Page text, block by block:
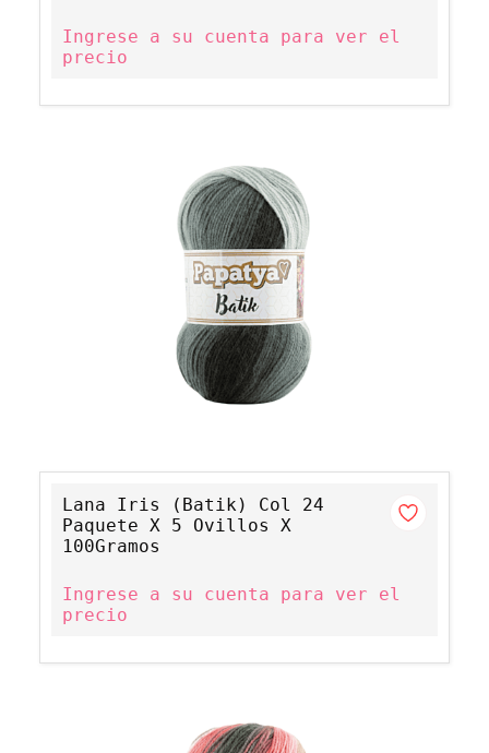
Ingrese a su cuenta para ver el
precio
Lana Iris (Batik) Col 24
Paquete X 5 Ovillos X
100Gramos
Ingrese a su cuenta para ver el
precio